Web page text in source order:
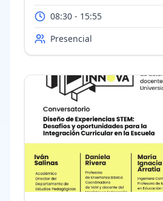
08:30 - 15:55
Presencial